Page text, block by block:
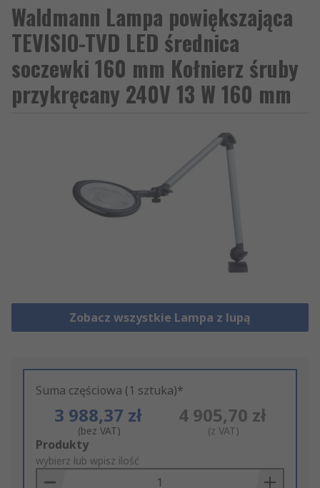
Waldmann Lampa powiększająca
TEVISIO-TVD LED średnica
soczewki 160 mm Kołnierz śruby
przykręcany 240V 13 W 160 mm
Zobacz wszystkie Lampa z lupą
Suma częściowa (1 sztuka)*
3 988,37 zł
(bez VAT)
4 905,70 zł
(z VAT)
Add
to
Basket
Produkty
wybierz lub wpisz ilość